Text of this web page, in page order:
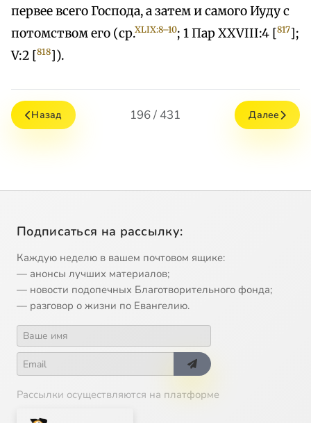
первее всего Господа, а затем и самого Иуду с
потомством его (ср.XLIX:8–10; 1 Пар XXVIII:4 [817];
V:2 [818]).
Назад 196 / 431 Далее
Подписаться на рассылку:
Каждую неделю в вашем почтовом ящике:
— анонсы лучших материалов;
— новости подопечных Благотворительного фонда;
— разговор о жизни по Евангелию.
Рассылки осуществляются на платформе